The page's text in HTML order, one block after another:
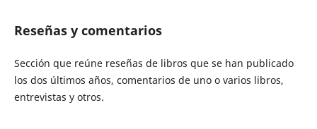
Reseñas y comentarios
Sección que reúne reseñas de libros que se han publicado
los dos últimos años, comentarios de uno o varios libros,
entrevistas y otros.